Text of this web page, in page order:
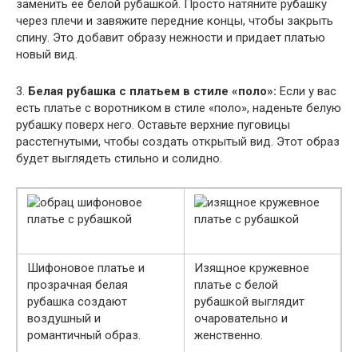
заменить ее белой рубашкой. Просто натяните рубашку
через плечи и завяжите передние концы, чтобы закрыть
спину. Это добавит образу нежности и придает платью
новый вид.
3. Белая рубашка с платьем в стиле «поло»: Если у вас
есть платье с воротником в стиле «поло», наденьте белую
рубашку поверх него. Оставьте верхние пуговицы
расстегнутыми, чтобы создать открытый вид. Этот образ
будет выглядеть стильно и солидно.
Шифоновое платье и
прозрачная белая
рубашка создают
воздушный и
романтичный образ.
Изящное кружевное
платье с белой
рубашкой выглядит
очаровательно и
женственно.